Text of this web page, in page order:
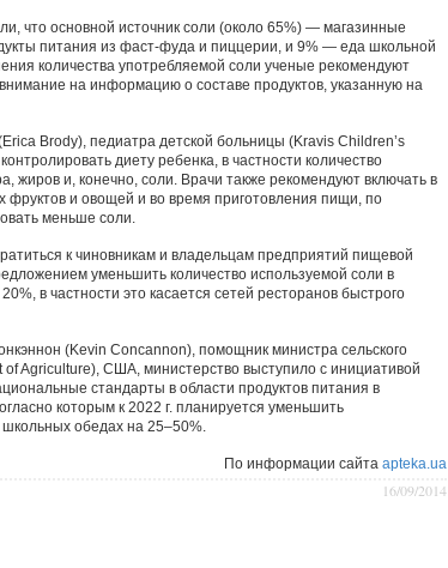
что основной источник соли (около 65%) — магазинные
питания из фаст-фуда и пиццерии, и 9% — еда школьной
количества употребляемой соли ученые рекомендуют
на информацию о составе продуктов, указанную на
Brody), педиатра детской больницы (Kravis Children’s
диету ребенка, в частности количество
жиров и, конечно, соли. Врачи также рекомендуют включать в
фруктов и овощей и во время приготовления пищи, по
меньше соли.
к чиновникам и владельцам предприятий пищевой
уменьшить количество используемой соли в
в частности это касается сетей ресторанов быстрого
(Ke­vin Concannon), помощник министра сельского
of Agriculture), США, министерство выступило с инициативой
стандарты в области продуктов питания в
которым к 2022 г. планируется уменьшить
школьных обедах на 25–50%.
По информации сайта apteka.ua
16/09/2014